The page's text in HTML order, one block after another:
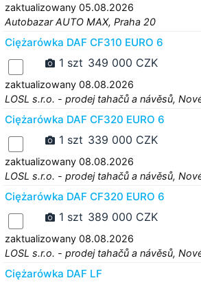
zaktualizowany 05.08.2026
Autobazar AUTO MAX, Praha 20
Ciężarówka DAF CF310 EURO 6
1 szt 349 000 CZK
zaktualizowany 08.08.2026
LOSL s.r.o. - prodej tahačů a návěsů,
Ciężarówka DAF CF320 EURO 6
1 szt 339 000 CZK
zaktualizowany 08.08.2026
LOSL s.r.o. - prodej tahačů a návěsů,
Ciężarówka DAF CF320 EURO 6
1 szt 389 000 CZK
zaktualizowany 08.08.2026
LOSL s.r.o. - prodej tahačů a návěsů,
Ciężarówka DAF LF